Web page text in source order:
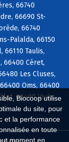
Biocoop utilise
du site, pour
et la performance
en toute
moment en
66740
66690 St-
66740
Palalda, 66150
66110 Taulis,
66400 Céret,
Les Cluses,
Oms, 66400
66490 Vivès,